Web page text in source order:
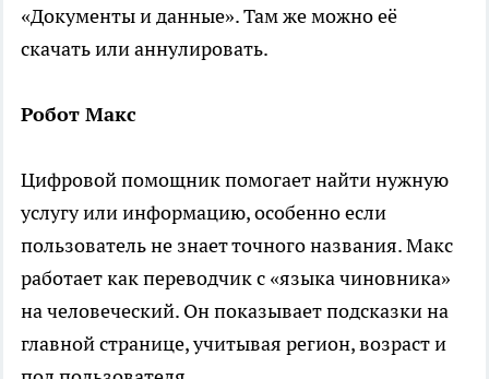
«Документы и данные». Там же можно её
скачать или аннулировать.
Робот Макс
Цифровой помощник помогает найти нужную
услугу или информацию, особенно если
пользователь не знает точного названия. Макс
работает как переводчик с «языка чиновника»
на человеческий. Он показывает подсказки на
главной странице, учитывая регион, возраст и